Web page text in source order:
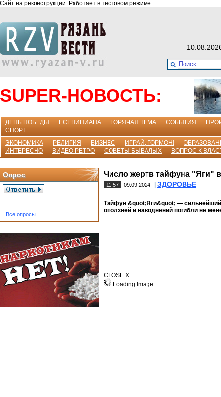
Сайт на реконструкции. Работает в тестовом режиме
SUPER-НОВОСТЬ:
ДЕНЬ ПОБЕДЫ ЕСЕНИНИАНА ГОРЯЧАЯ ТЕМА СОБЫТИЯ
СПОРТ
ЭКОНОМИКА
РЕЛИГИЯ БИЗНЕС ИГРАЙ, ГОРМОН!
ИНТЕРЕСНО
ВИДЕО-РЕТРО СОВЕТЫ БЫВАЛЫХ ВОПРОС К
Опрос
Все опросы
Число жертв тайфуна "Яги"
11:57 09.09.2024 ЗДОРОВЬЕ
Тайфун &quot;Яги&quot; —
оползней и наводнений погибли не
CLOSE X
Loading Image...